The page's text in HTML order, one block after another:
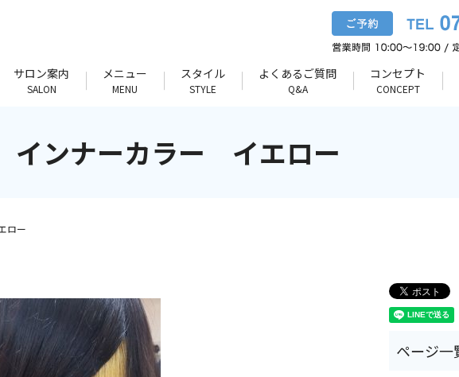
サロン案内
SALON
メニュー
MENU
スタイル
STYLE
よくあるご質問
Q&A
コンセプト
CONCEPT
インナーカラー イエロー
ロー